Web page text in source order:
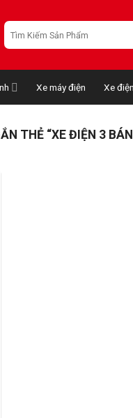
Tìm
kiếm:
Xe máy điện Xe
THẺ “XE ĐIỆN 3